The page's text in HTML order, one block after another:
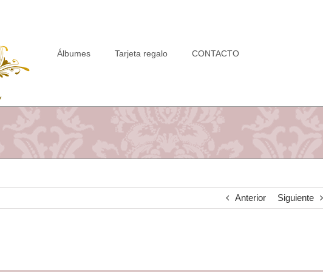
Álbumes Tarjeta regalo CONTACTO
Anterior Siguiente